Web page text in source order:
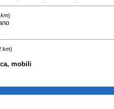
)
km)
mobili